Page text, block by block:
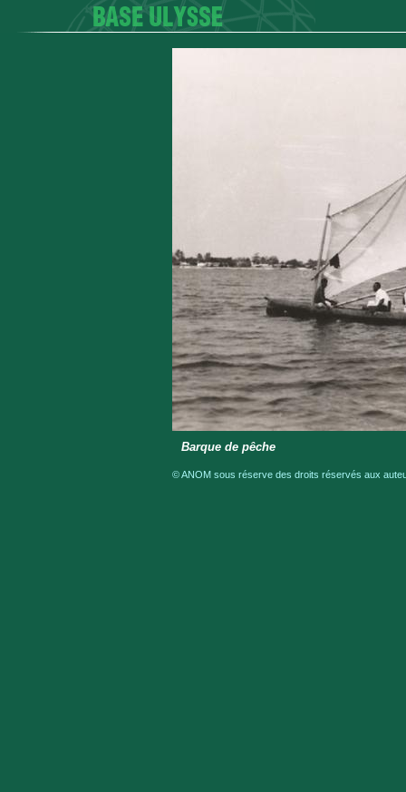
Barque de pêche
© ANOM sous réserve des droits réservés aux